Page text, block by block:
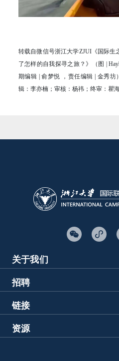
转载自微信号浙江大学ZJUI《国际生
了怎样的自我探寻之旅？》（图 |
期编辑 | 俞梦悦 ，责任编辑 | 金秀
辑：李亦楠；审核：杨祎；终审：瞿
关于我们
招聘
链接
资源